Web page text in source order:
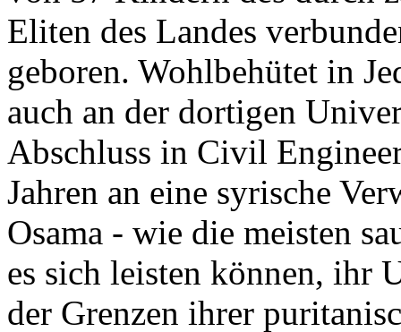
Eliten des Landes
geboren. Wohlbehütet in
auch an der dortigen
Abschluss in Civil
Jahren an eine syrische
Osama - wie die meisten
es sich leisten können, ihr
der Grenzen ihrer